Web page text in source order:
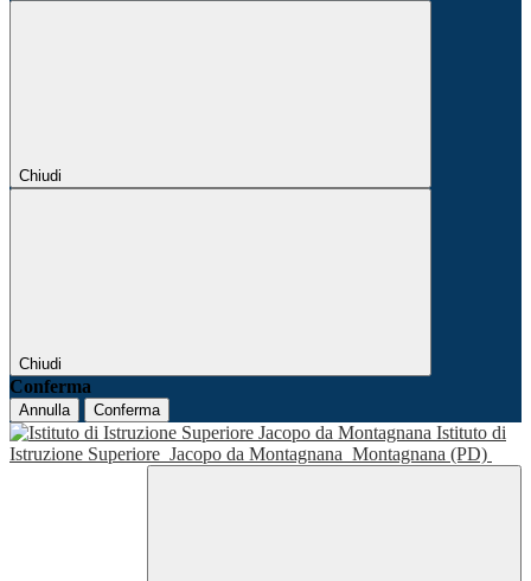
Chiudi
Chiudi
Conferma
Annulla Conferma
Istituto di
Istruzione Superiore Jacopo da Montagnana Montagnana (PD)